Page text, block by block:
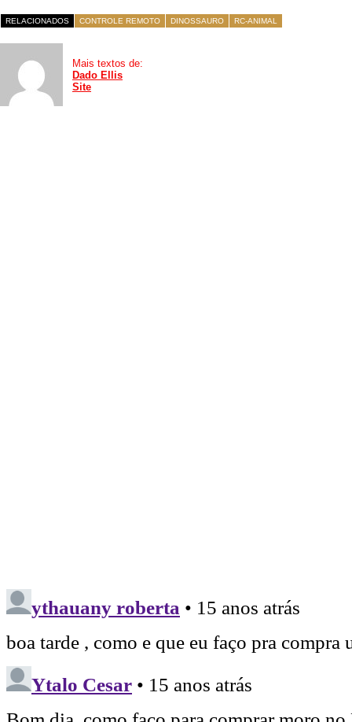
RELACIONADOS CONTROLE REMOTO DINOSSAURO RC-ANIMAL
Mais textos de:
Dado Ellis
Site